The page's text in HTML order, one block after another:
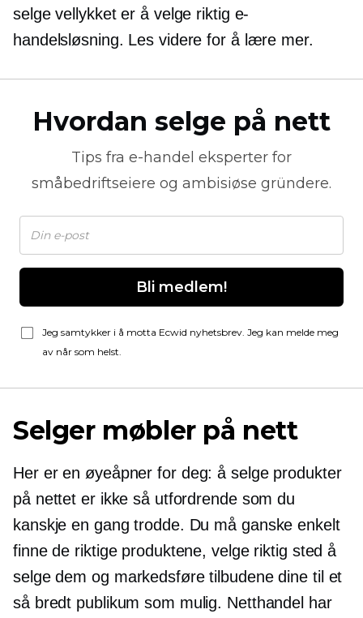
selge vellykket er å velge riktig e-
handelsløsning. Les videre for å lære mer.
Hvordan selge på nett
Tips fra e-handel eksperter for
småbedriftseiere og ambisiøse gründere.
Bli medlem!
Jeg samtykker i å motta Ecwid nyhetsbrev. Jeg kan melde meg
av når som helst.
Selger møbler på nett
Her er en øyeåpner for deg: å selge produkter
på nettet er ikke så utfordrende som du
kanskje en gang trodde. Du må ganske enkelt
finne de riktige produktene, velge riktig sted å
selge dem og markedsføre tilbudene dine til et
så bredt publikum som mulig. Netthandel har